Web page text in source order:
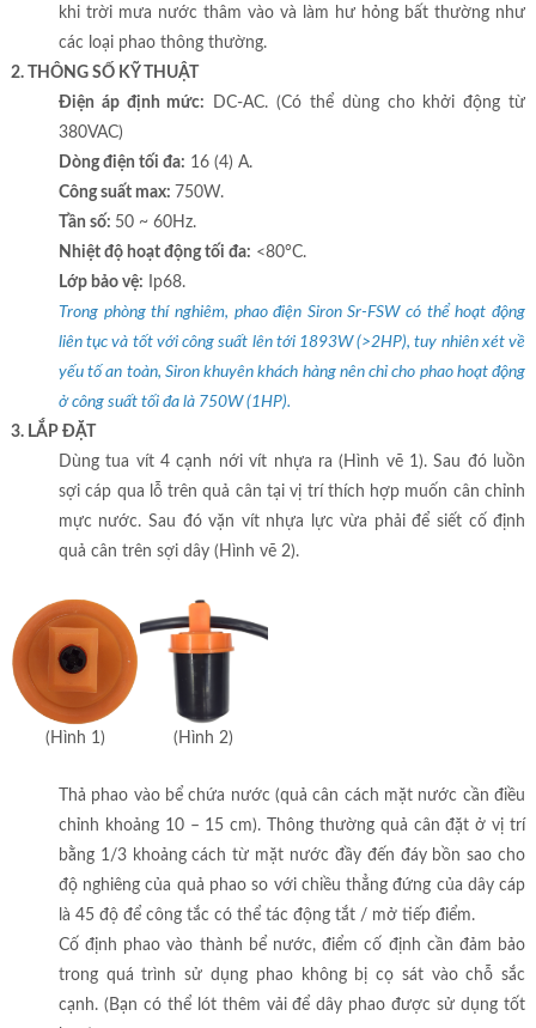
khi trời mưa nước thâm vào và làm hư hỏng bất thường như
các loại phao thông thường.
2. THÔNG SỐ KỸ THUẬT
Điện áp định mức:
DC-AC. (Có thể dùng cho khởi động từ
380VAC)
Dòng điện tối đa: 16 (4) A.
Công suất max: 750W.
Tần số: 50 ~ 60Hz.
Nhiệt độ hoạt động tối đa: <80°C.
Lớp bảo vệ: Ip68.
Trong phòng thí nghiêm, phao điện Siron Sr-FSW có thể hoạt động
liên tục và tốt với công suất lên tới 1893W (>2HP), tuy nhiên xét về
yếu tố an toàn, Siron khuyên khách hàng nên chỉ cho phao hoạt động
ở công suất tối đa là 750W (1HP).
3. LẮP ĐẶT
Dùng tua vít 4 cạnh nới vít nhựa ra (Hình vẽ 1). Sau đó luồn
sợi cáp qua lỗ trên quả cân tại vị trí thích hợp muốn cân chỉnh
mực nước. Sau đó vặn vít nhựa lực vừa phải để siết cố định
quả cân trên sợi dây (Hình vẽ 2).
(Hình 1) (Hình 2)
Thả phao vào bể chứa nước (quả cân cách mặt nước cần điều
chỉnh khoảng 10 – 15 cm). Thông thường quả cân đặt ở vị trí
bằng 1/3 khoảng cách từ mặt nước đầy đến đáy bồn sao cho
độ nghiêng của quả phao so với chiều thẳng đứng của dây cáp
là 45 độ để công tắc có thể tác động tắt / mở tiếp điểm.
Cố định phao vào thành bể nước, điểm cố định cần đảm bảo
trong quá trình sử dụng phao không bị cọ sát vào chỗ sắc
cạnh. (Bạn có thể lót thêm vải để dây phao được sử dụng tốt